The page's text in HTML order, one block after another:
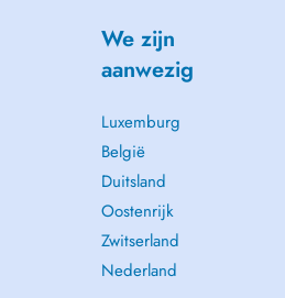
We zijn
aanwezig
Luxemburg
België
Duitsland
Oostenrijk
Zwitserland
Nederland